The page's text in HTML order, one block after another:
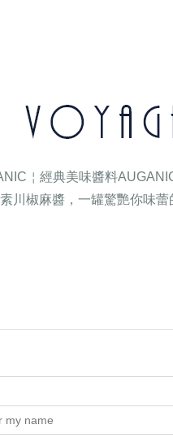
￤經典美味醬料
川椒麻醬，一罐驚艷你味蕾